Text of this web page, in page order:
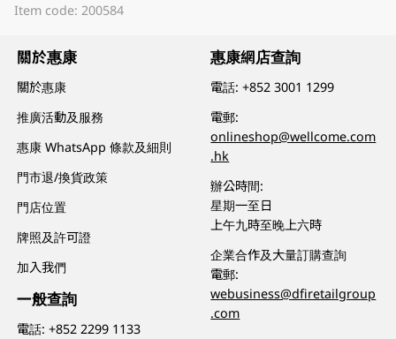
Item code: 200584
關於惠康
關於惠康
推廣活動及服務
惠康 WhatsApp 條款及細則
門市退/換貨政策
門店位置
牌照及許可證
加入我們
一般查詢
電話:+852 2299 1133
惠康網店查詢
電話:+852 3001 1299
電郵:
onlineshop@wellcome.com
.hk
辦公時間:
星期一至日
上午九時至晚上六時
企業合作及大量訂購查詢
電郵:
webusiness@dfiretailgroup
.com